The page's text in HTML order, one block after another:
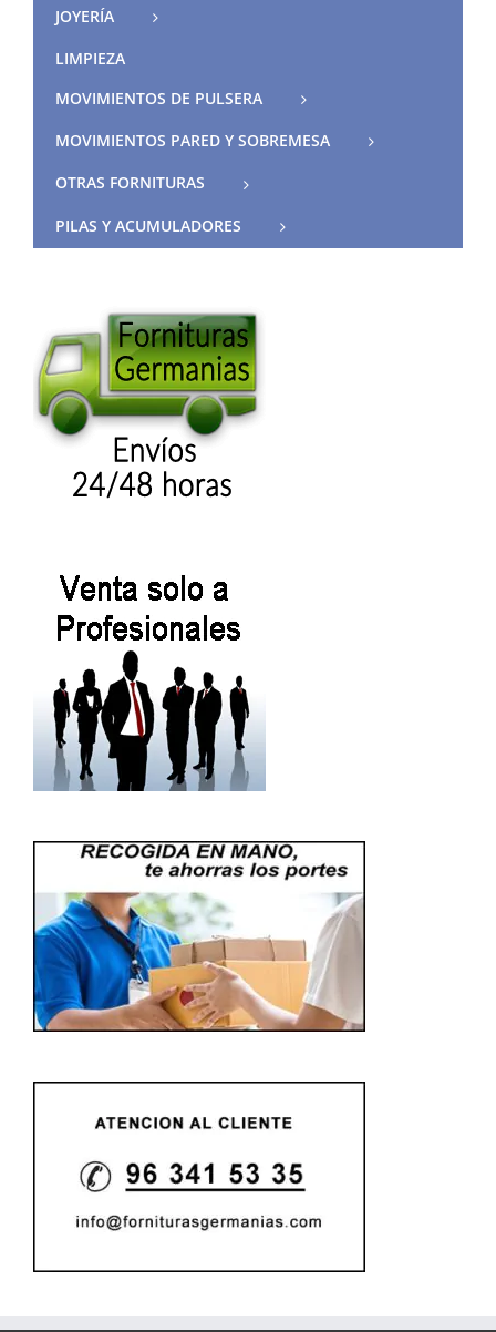
JOYERÍA
LIMPIEZA
MOVIMIENTOS DE PULSERA
MOVIMIENTOS PARED Y SOBREMESA
OTRAS FORNITURAS
PILAS Y ACUMULADORES